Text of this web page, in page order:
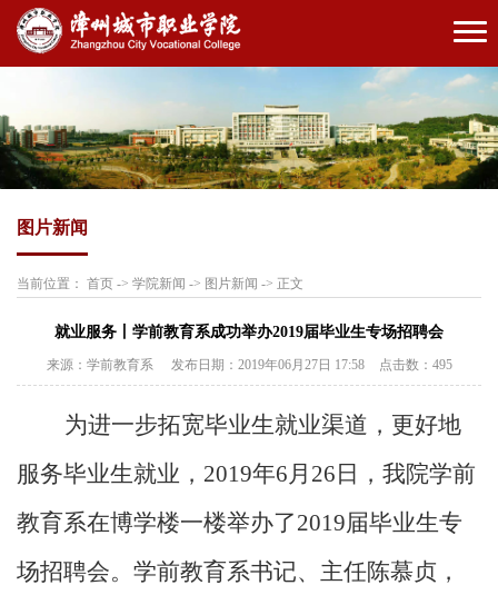
图片新闻
当前位置： 首页 -> 学院新闻 -> 图片新闻 -> 正文
就业服务丨学前教育系成功举办2019届毕业生专场招聘会
来源：学前教育系 发布日期：2019年06月27日 17:58 点击数： 495
为进一步拓宽毕业生就业渠道，更好地
服务毕业生就业， 2019年6 月 26 日，我院学前
教育系在博学楼一楼举办了2019届毕业生专
场招聘会。学前教育系书记、主任陈慕贞，